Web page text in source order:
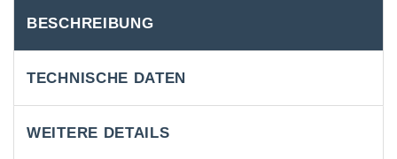
BESCHREIBUNG
TECHNISCHE DATEN
WEITERE DETAILS